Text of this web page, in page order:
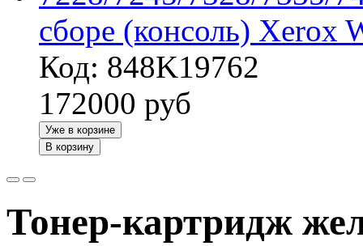
сборе (консоль) Xerox
Код: 848K19762
172000 руб
Уже в корзине
В корзину
Тонер-картридж